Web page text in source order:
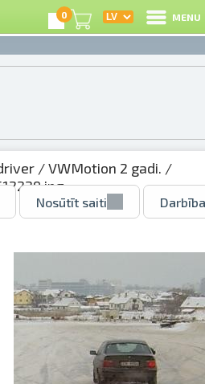
0 MENU
/VWMotion 2 gadi. /
Nosūtīt saiti